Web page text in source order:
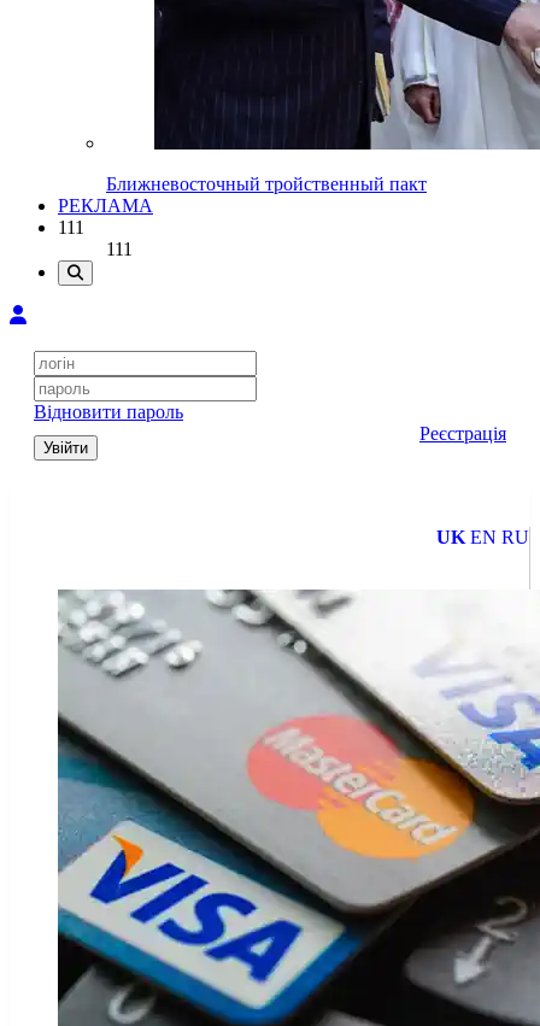
Ближневосточный тройственный пакт
РЕКЛАМА
111
111
Відновити пароль
Увійти
Реєстрація
UK EN RU